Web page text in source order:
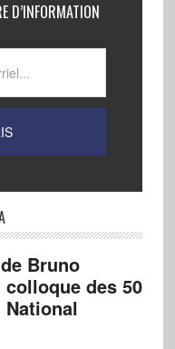
D’INFORMATION
Bruno
des 50